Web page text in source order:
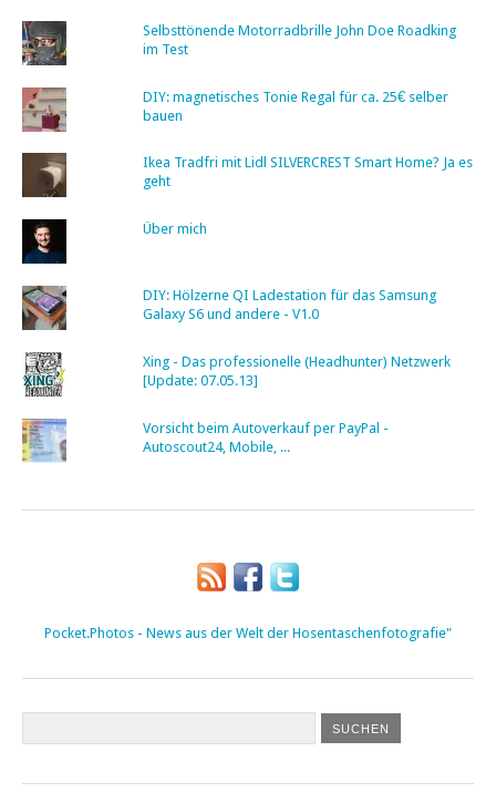
Selbsttönende Motorradbrille John Doe Roadking
im Test
DIY: magnetisches Tonie Regal für ca. 25€ selber
bauen
Ikea Tradfri mit Lidl SILVERCREST Smart Home? Ja es
geht
Über mich
DIY: Hölzerne QI Ladestation für das Samsung
Galaxy S6 und andere - V1.0
Xing - Das professionelle (Headhunter) Netzwerk
[Update: 07.05.13]
Vorsicht beim Autoverkauf per PayPal -
Autoscout24, Mobile, ...
Pocket.Photos - News aus der Welt der Hosentaschenfotografie"